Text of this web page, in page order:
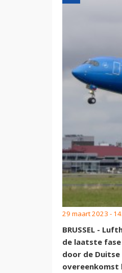
29 maart 2023 -
BRUSSEL -
de laatste
door de
overeenkomst